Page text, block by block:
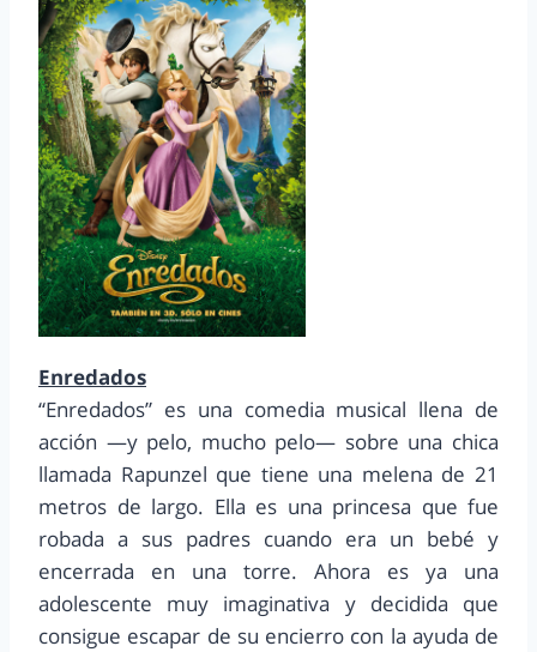
Enredados
“Enredados” es una comedia musical llena de
acción —y pelo, mucho pelo— sobre una chica
llamada Rapunzel que tiene una melena de 21
metros de largo. Ella es una princesa que fue
robada a sus padres cuando era un bebé y
encerrada en una torre. Ahora es ya una
adolescente muy imaginativa y decidida que
consigue escapar de su encierro con la ayuda de